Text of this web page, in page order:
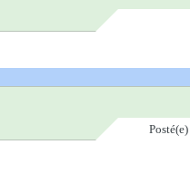
Posté(e)